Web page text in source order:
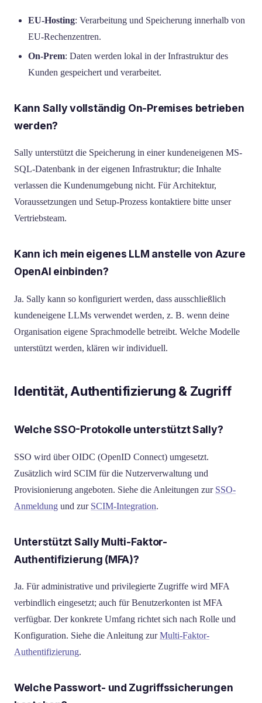
EU-Hosting: Verarbeitung und Speicherung innerhalb von
EU-Rechenzentren.
On-Prem: Daten werden lokal in der Infrastruktur des
Kunden gespeichert und verarbeitet.
Kann Sally vollständig On-Premises betrieben
werden?
Sally unterstützt die Speicherung in einer kundeneigenen MS-
SQL-Datenbank in der eigenen Infrastruktur; die Inhalte
verlassen die Kundenumgebung nicht. Für Architektur,
Voraussetzungen und Setup-Prozess kontaktiere bitte unser
Vertriebsteam.
Kann ich mein eigenes LLM anstelle von Azure
OpenAI einbinden?
Ja. Sally kann so konfiguriert werden, dass ausschließlich
kundeneigene LLMs verwendet werden, z. B. wenn deine
Organisation eigene Sprachmodelle betreibt. Welche Modelle
unterstützt werden, klären wir individuell.
Identität, Authentifizierung & Zugriff
Welche SSO-Protokolle unterstützt Sally?
SSO wird über OIDC (OpenID Connect) umgesetzt.
Zusätzlich wird SCIM für die Nutzerverwaltung und
Provisionierung angeboten. Siehe die Anleitungen zur SSO-
Anmeldung und zur SCIM-Integration.
Unterstützt Sally Multi-Faktor-
Authentifizierung (MFA)?
Ja. Für administrative und privilegierte Zugriffe wird MFA
verbindlich eingesetzt; auch für Benutzerkonten ist MFA
verfügbar. Der konkrete Umfang richtet sich nach Rolle und
Konfiguration. Siehe die Anleitung zurMulti-Faktor-
Authentifizierung.
Welche Passwort- und Zugriffssicherungen